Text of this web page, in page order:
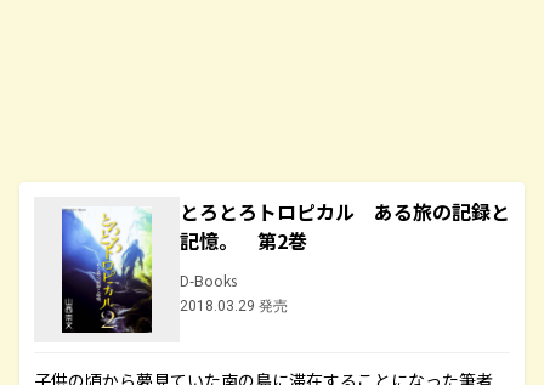
とろとろトロピカル ある旅の記録と
記憶。 第2巻
D-Books
2018.03.29 発売
子供の頃から夢見ていた南の島に滞在することになった筆者